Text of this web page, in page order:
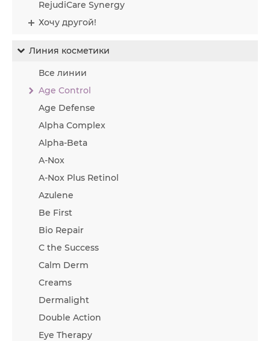
RejudiCare Synergy
Хочу другой!
Линия косметики
Все линии
Age Control
Age Defense
Alpha Complex
Alpha-Beta
A-Nox
A-Nox Plus Retinol
Azulene
Be First
Bio Repair
C the Success
Calm Derm
Creams
Dermalight
Double Action
Eye Therapy